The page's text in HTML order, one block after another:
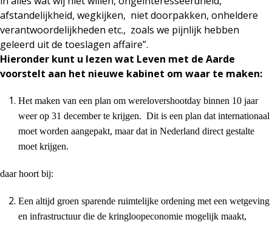
afstandelijkheid, wegkijken, niet doorpakken, onheldere
verantwoordelijkheden etc., zoals we pijnlijk hebben
geleerd uit de toeslagen affaire”.
Hieronder kunt u lezen wat Leven met de Aarde
voorstelt aan het nieuwe kabinet om waar te maken:
Het maken van een plan om werelovershootday binnen 10 jaar
weer op 31 december te krijgen. Dit is een plan dat internationaal
moet worden aangepakt, maar dat in Nederland direct gestalte
moet krijgen.
daar hoort bij:
Een altijd groen sparende ruimtelijke ordening met een wetgeving
en infrastructuur die de kringloopeconomie mogelijk maakt,